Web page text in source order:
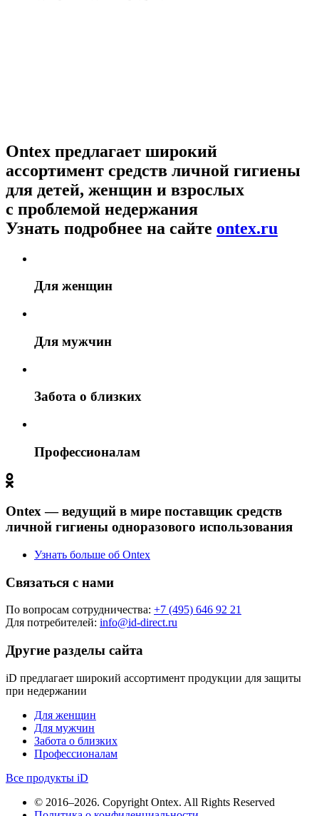
Ontex предлагает широкий
ассортимент средств личной гигиены
для детей, женщин и взрослых
с проблемой недержания
Узнать подробнее на сайте ontex.ru
Для женщин
Для мужчин
Забота о близких
Профессионалам
Ontex — ведущий в мире поставщик средств
личной гигиены одноразового использования
Узнать больше об Ontex
Связаться с нами
По вопросам сотрудничества: +7 (495) 646 92 21
Для потребителей: info@id-direct.ru
Другие разделы сайта
iD предлагает широкий ассортимент продукции для защиты
при недержании
Для женщин
Для мужчин
Забота о близких
Профессионалам
Все продукты iD
© 2016–2026. Copyright Ontex. All Rights Reserved